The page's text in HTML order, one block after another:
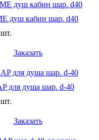
душ кабин шар. d40
Заказать
для душа шар. d-40
Заказать